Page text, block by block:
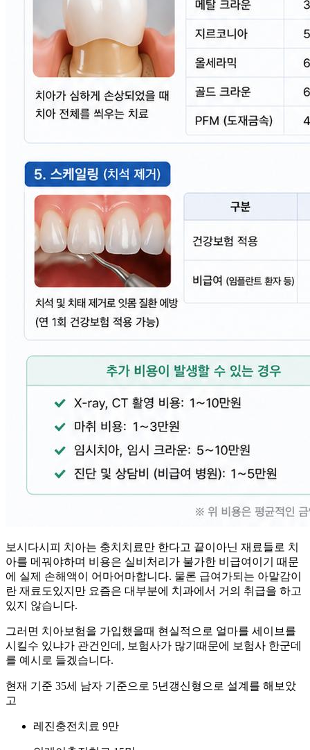
보시다시피 치아는 충치치료만 한다고 끝이아닌 재료들로 치
아를 메꿔야하며 비용은 실비처리가 불가한 비급여이기 때문
에 실제 손해액이 어마어마합니다. 물론 급여가되는 아말감이
란 재료도있지만 요즘은 대부분에 치과에서 거의 취급을 하고
있지 않습니다.
그러면 치아보험을 가입했을때 현실적으로 얼마를 세이브를
시킬수 있냐가 관건인데, 보험사가 많기때문에 보험사 한군데
를 예시로 들겠습니다.
현재 기준 35세 남자 기준으로 5년갱신형으로 설계를 해보았
고
레진충전치료 9만